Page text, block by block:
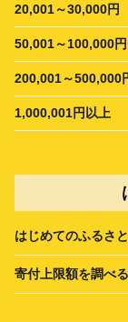
20,001～30,000円
50,001～100,000円
200,001～500,000
1,000,001円以上
はじめてのふるさ
寄付上限額を調べる